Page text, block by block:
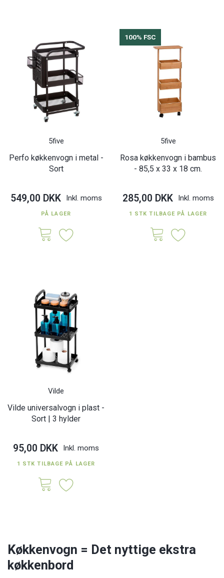
5five
Perfo køkkenvogn i metal -
Sort
549,00 DKK Inkl. moms
PÅ LAGER
100% FSC
5five
Rosa køkkenvogn i bambus
- 85,5 x 33 x 18 cm.
285,00 DKK Inkl. moms
1 STK TILBAGE PÅ LAGER
Vilde
Vilde universalvogn i plast -
Sort | 3 hylder
95,00 DKK Inkl. moms
1 STK TILBAGE PÅ LAGER
Køkkenvogn = Det nyttige ekstra
køkkenbord